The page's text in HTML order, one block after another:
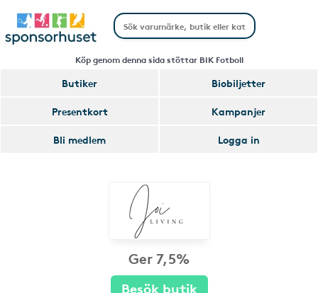
Köp genom denna sida stöttar BIK Fotboll
Butiker
Biobiljetter
Presentkort
Kampanjer
Bli medlem
Logga in
Ger 7,5%
Besök butik